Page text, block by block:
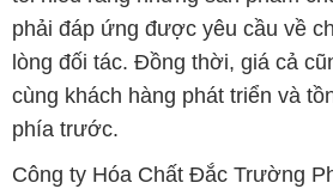
phải đáp ứng được yêu cầu về
lòng đối tác. Đồng thời, giá cả
cùng khách hàng phát triển và
phía trước.
Công ty Hóa Chất Đắc Trường